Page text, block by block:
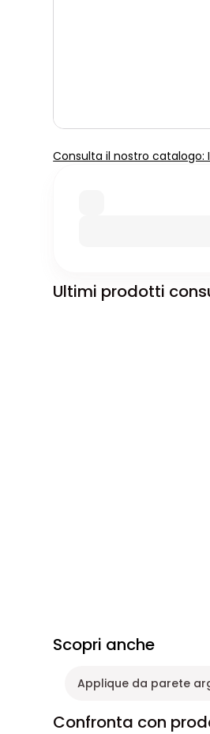
Consulta il nostro catalogo:
Ultimi prodotti
Scopri anche
Applique da parete
Confronta con